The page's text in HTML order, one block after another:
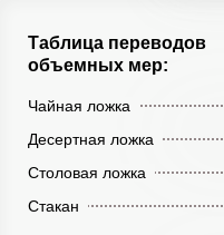
Таблица переводов
объемных мер:
Чайная ложка
Десертная ложка
Столовая ложка
Стакан